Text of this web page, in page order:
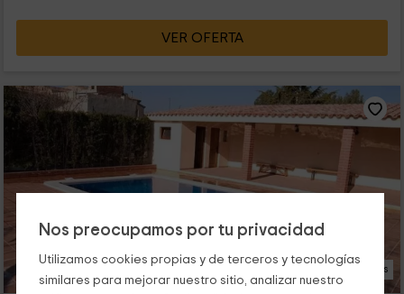
Nos preocupamos por tu privacidad
Utilizamos cookies propias y de terceros y tecnologías
similares para mejorar nuestro sitio, analizar nuestro
VER OFERTA
15 Fotos